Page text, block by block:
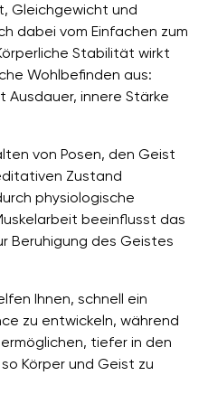
Gleichgewicht und
dabei vom Einfachen zum
Stabilität wirkt
Wohlbefinden aus:
Ausdauer, innere Stärke
von Posen, den Geist
Zustand
physiologische
beeinflusst das
Beruhigung des Geistes
Ihnen, schnell ein
zu entwickeln, während
tiefer in den
Körper und Geist zu